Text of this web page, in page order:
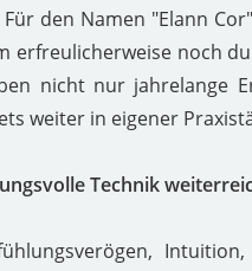
den Namen "Elann
erfreulicherweise noch
nicht nur jahrelange
weiter in eigener
Technik
Intuition,